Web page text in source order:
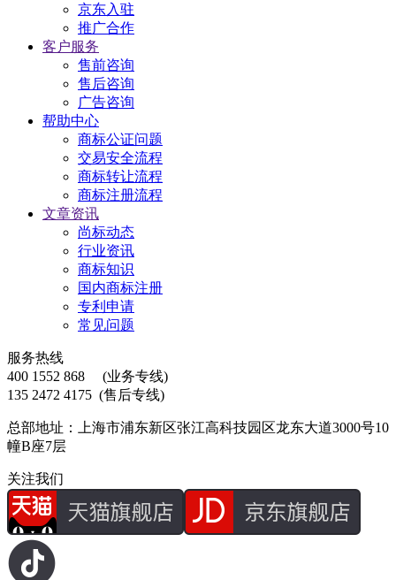
京东入驻
推广合作
客户服务
售前咨询
售后咨询
广告咨询
帮助中心
商标公证问题
交易安全流程
商标转让流程
商标注册流程
文章资讯
尚标动态
行业资讯
商标知识
国内商标注册
专利申请
常见问题
服务热线
400 1552 868
(业务专线)
135 2472 4175 (售后专线)
总部地址：上海市浦东新区张江高科技园区龙东大道3000号10
幢B座7层
关注我们